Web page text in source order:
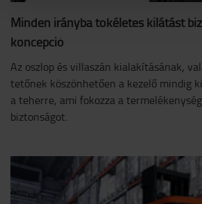
Minden irányba tökéletes kilátást
koncepció
Az oszlop és villaszán kialakításának,
tetőnek köszönhetően a kezelő mindig
a teherre, ami fokozza a
biztonságot.